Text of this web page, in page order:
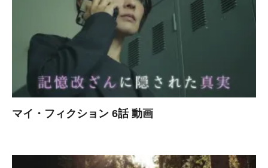
マイ・フィクション 6話 動画